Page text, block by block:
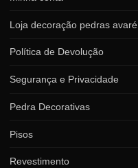
Loja decoração pedras avaré
Política de Devolução
Segurança e Privacidade
Pedra Decorativas
Pisos
Revestimento